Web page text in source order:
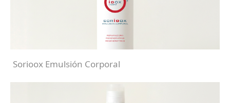
Sorioox Emulsión Corporal